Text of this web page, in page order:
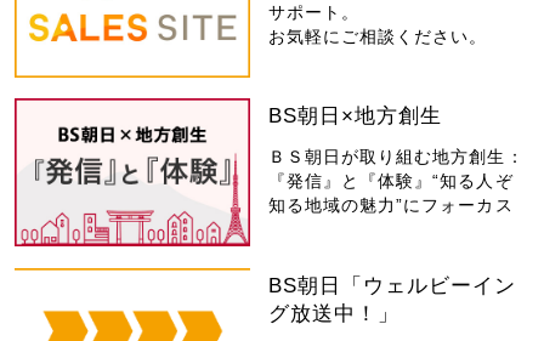
サポート。
お気軽にご相談ください。
BS朝日×地方創生
ＢＳ朝日が取り組む地方創生：
『発信』と『体験』“知る人ぞ
知る地域の魅力”にフォーカス
BS朝日「ウェルビーイン
グ放送中！」